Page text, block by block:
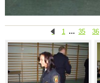
1 … 35 36